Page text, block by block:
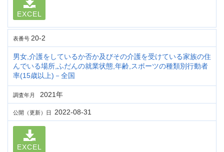
EXCEL
表番号 20-2
男女,介護をしているか否か及びその介護を受けている家族の住
んでいる場所,ふだんの就業状態,年齢,スポーツの種類別行動者
率(15歳以上)－全国
調査年月 2021年
公開（更新）日 2022-08-31
EXCEL